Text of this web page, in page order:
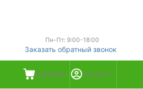
Пн-Пт: 9:00-18:00
Заказать обратный звонок
Корзина Аккаунт